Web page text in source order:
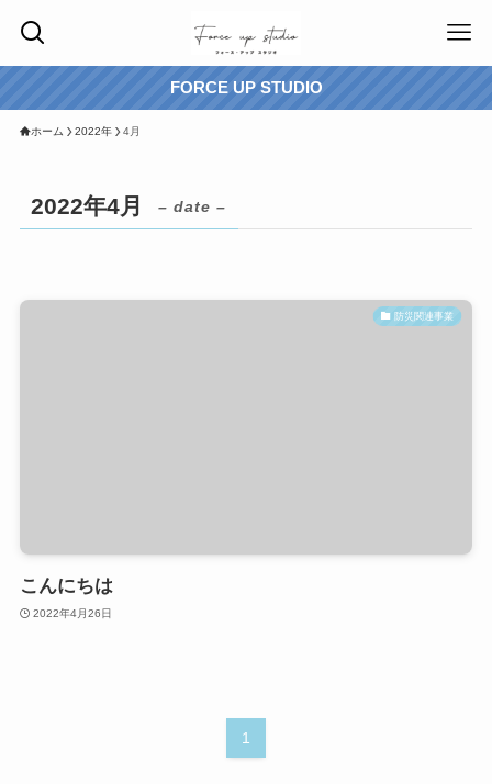
FORCE UP STUDIO
ホーム 2022年 4月
2022年4月 – date –
防災関連事業
こんにちは
2022年4月26日
1